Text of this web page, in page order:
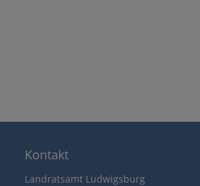
Kontakt
Landratsamt Ludwigsburg